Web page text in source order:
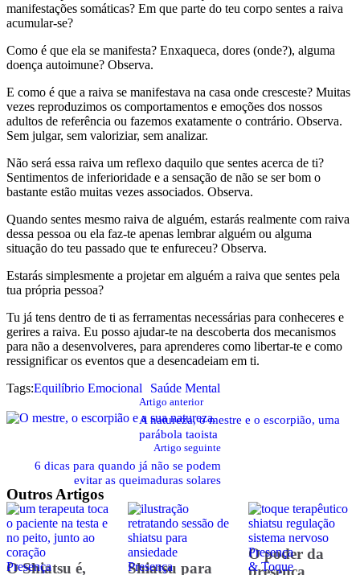
manifestações somáticas? Em que parte do teu corpo sentes a raiva
acumular-se?
Como é que ela se manifesta? Enxaqueca, dores (onde?), alguma
doença autoimune? Observa.
E como é que a raiva se manifestava na casa onde cresceste? Muitas
vezes reproduzimos os comportamentos e emoções dos nossos
adultos de referência ou fazemos exatamente o contrário. Observa.
Sem julgar, sem valoriziar, sem analizar.
Não será essa raiva um reflexo daquilo que sentes acerca de ti?
Sentimentos de inferioridade e a sensação de não se ser bom o
bastante estão muitas vezes associados. Observa.
Quando sentes mesmo raiva de alguém, estarás realmente com raiva
dessa pessoa ou ela faz-te apenas lembrar alguém ou alguma
situação do teu passado que te enfureceu? Observa.
Estarás simplesmente a projetar em alguém a raiva que sentes pela
tua própria pessoa?
Tu já tens dentro de ti as ferramentas necessárias para conheceres e
gerires a raiva. Eu posso ajudar-te na descoberta dos mecanismos
para não a desenvolveres, para aprenderes como libertar-te e como
ressignificar os eventos que a desencadeiam em ti.
Tags:Equilíbrio Emocional Saúde Mental
Artigo anterior
A natureza, o mestre e o escorpião, uma
parábola taoista
Artigo seguinte
6 dicas para quando já não se podem
evitar as queimaduras solares
Outros Artigos
Presença
O Shiatsu é,
Presença
Shiatsu para
Presença
& Toque
O poder da
presença